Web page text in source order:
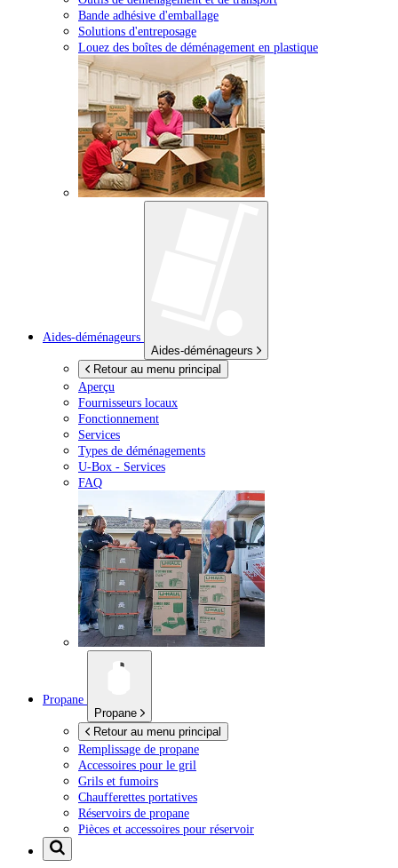
Bande adhésive d'emballage
Solutions d'entreposage
Louez des boîtes de déménagement en plastique
Aides-déménageurs
Aides-déménageurs
Retour au menu principal
Aperçu
Fournisseurs locaux
Fonctionnement
Services
Types de déménagements
U-Box - Services
FAQ
Propane
Propane
Retour au menu principal
Remplissage de propane
Accessoires pour le gril
Grils et fumoirs
Chaufferettes portatives
Réservoirs de propane
Pièces et accessoires pour réservoir